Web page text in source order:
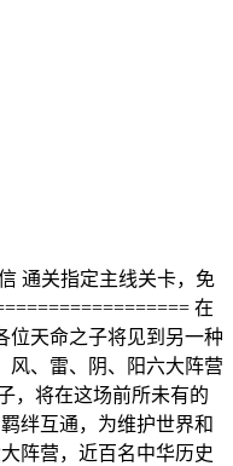
通关指定主线关卡，免
在
位天命之子将见到另一种
风、雷、阴、阳六大阵营
，将在这场前所未有的
绊互通，为维护世界和
阵营，近百名中华历史